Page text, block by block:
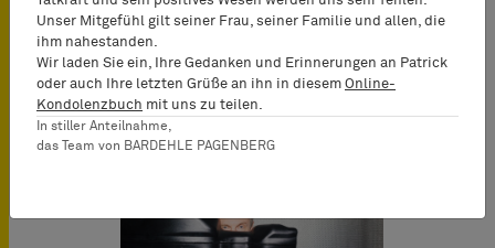
»Zuerst wollen wir Sie gewinnen.
Und dann für Sie.«
Unser Mitgefühl gilt seiner Frau, seiner Familie und allen, die
ihm nahestanden.
Wir laden Sie ein, Ihre Gedanken und Erinnerungen an Patrick
oder auch Ihre letzten Grüße an ihn in diesem Online-
Kondolenzbuch mit uns zu teilen.
In stiller Anteilnahme,
das Team von BARDEHLE PAGENBERG